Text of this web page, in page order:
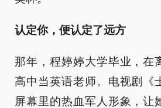
认定你，便认定了远方
那年，程婷婷大学毕业，在
高中当英语老师。电视剧《
屏幕里的热血军人形象，让